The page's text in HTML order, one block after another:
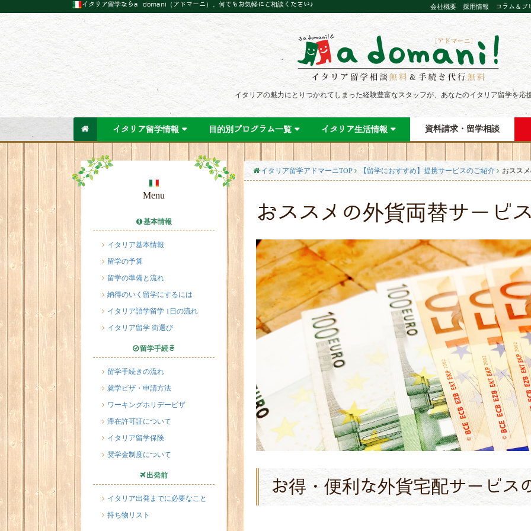
イタリア留学ならa domani（アドマーニ）。何でもお気軽にご相談ください♪ 会社概要 採用情報 コラム＆ブ
イタリアの魅力にとりつかれてしまった経験豊富なスタッフが、あなたのイタリア留学を応
イタリア留学情報 目的別プログラム一覧 イタリア生活情報 資料請求・留学相談
Menu
基本情報
イタリア基本情報
留学の予算
留学の準備と流れ
納得のいく留学にするには
イタリア語学留学 1日の流れ
イタリア留学 街選び
留学手続き
留学手続きの流れ
就学ビザ・申請方法
ワーキングホリデービザ
滞在許可証について
イタリア留学保険
奨学金制度について
出発前
イタリア出発までに必要なこと
持ち物リスト
イタリア留学アドマーニTOP 【留学におすすめ】提携サービスのご紹介 おスス
おススメの外貨両替サービ
お得・便利な外貨宅配サービス